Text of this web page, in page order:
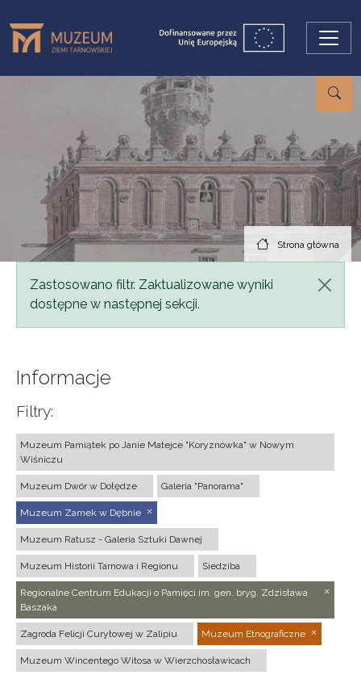
Strona główna
Komunikat
Zastosowano filtr. Zaktualizowane wyniki
dostępne w następnej sekcji.
Informacje
Filtry:
Muzeum Pamiątek po Janie Matejce "Koryznówka" w Nowym
Wiśniczu
Muzeum Dwór w Dołędze Galeria "Panorama"
Muzeum Zamek w Dębnie
Muzeum Ratusz - Galeria Sztuki Dawnej
Muzeum Historii Tarnowa i Regionu Siedziba
Regionalne Centrum Edukacji o Pamięci im. gen. bryg. Zdzisława
Baszaka
Zagroda Felicji Curyłowej w Zalipiu Muzeum Etnograficzne
Muzeum Wincentego Witosa w Wierzchosławicach